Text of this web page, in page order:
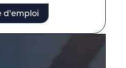
d'emploi